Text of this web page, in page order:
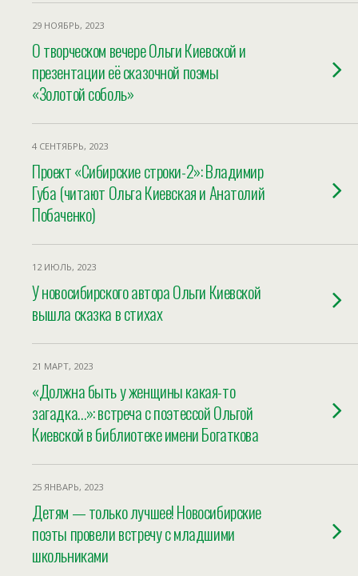
29 НОЯБРЬ, 2023
О творческом вечере Ольги Киевской и
презентации её сказочной поэмы
«Золотой соболь»
4 СЕНТЯБРЬ, 2023
Проект «Сибирские строки-2»: Владимир
Губа (читают Ольга Киевская и Анатолий
Побаченко)
12 ИЮЛЬ, 2023
У новосибирского автора Ольги Киевской
вышла сказка в стихах
21 МАРТ, 2023
«Должна быть у женщины какая-то
загадка…»: встреча с поэтессой Ольгой
Киевской в библиотеке имени Богаткова
25 ЯНВАРЬ, 2023
Детям — только лучшее! Новосибирские
поэты провели встречу с младшими
школьниками